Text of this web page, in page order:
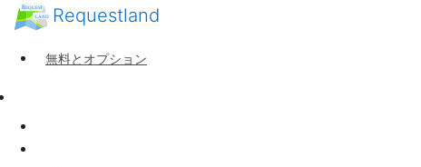
Requestland
無料とオプション
誰でも参加できます
ピース・アンド・パッションについて